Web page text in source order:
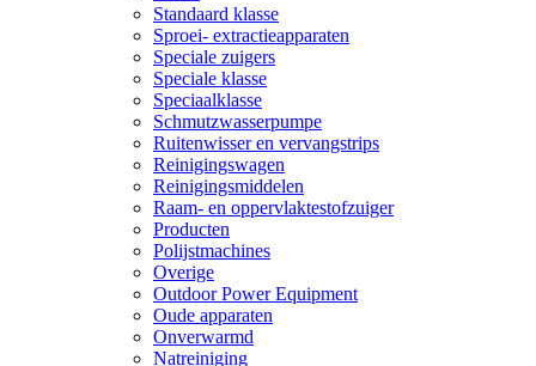
Standaard klasse
Sproei- extractieapparaten
Speciale zuigers
Speciale klasse
Speciaalklasse
Schmutzwasserpumpe
Ruitenwisser en vervangstrips
Reinigingswagen
Reinigingsmiddelen
Raam- en oppervlaktestofzuiger
Producten
Polijstmachines
Overige
Outdoor Power Equipment
Oude apparaten
Onverwarmd
Natreiniging